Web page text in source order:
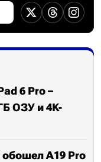
6 Pro –
ОЗУ и 4K-
обошел A19 Pro